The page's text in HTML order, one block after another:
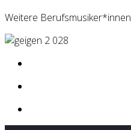
Weitere Berufsmusiker*innen